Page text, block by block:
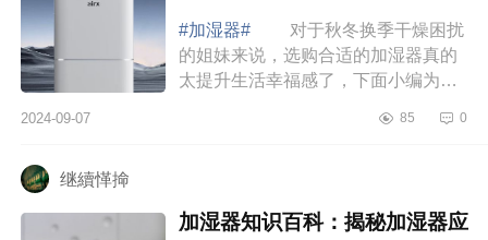
#加湿器#
对于秋冬换季干燥困扰
的姐妹来说，选购合适的加湿器真的
太提升生活幸福感了，下面小编为大
器哪款最好最实用 气熙加湿器好
2024-09-07 85 0
继續愅掵
加湿器知识百科：揭秘加湿器应